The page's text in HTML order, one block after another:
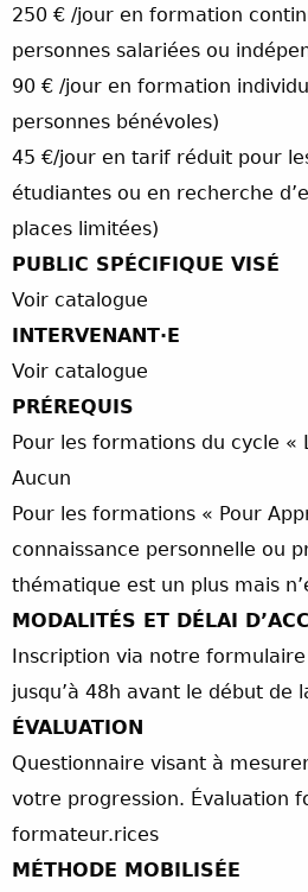
250 € /jour en formation
personnes salariées ou
90 € /jour en formation
personnes bénévoles)
45 €/jour en tarif réduit pour
étudiantes ou en recherche
places limitées)
PUBLIC SPÉCIFIQUE VISÉ
Voir catalogue
INTERVENANT·E
Voir catalogue
PRÉREQUIS
Pour les formations du cycle «
Aucun
Pour les formations « Pour
connaissance personnelle ou
thématique est un plus mais
MODALITÉS ET DÉLAI
Inscription via notre formulaire
jusqu’à 48h avant le début de
ÉVALUATION
Questionnaire visant à
votre progression. Évaluation
formateur.rices
MÉTHODE MOBILISÉE